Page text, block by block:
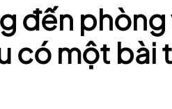
đến
có một bài